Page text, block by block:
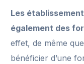
Les
également des
effet, de même
bénéficier d’une